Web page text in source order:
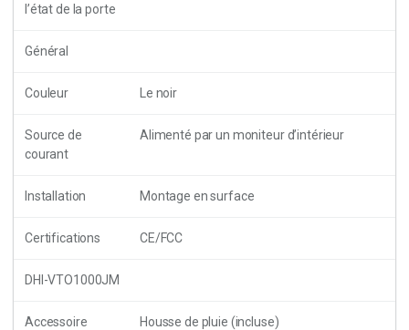
l’état de la porte
Général
Couleur Le noir
Source de
courant
Alimenté par un moniteur d’intérieur
Installation Montage en surface
Certifications CE/FCC
DHI-VTO1000JM
Accessoire Housse de pluie (incluse)